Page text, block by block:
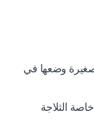
وضعها في
الثلاجة